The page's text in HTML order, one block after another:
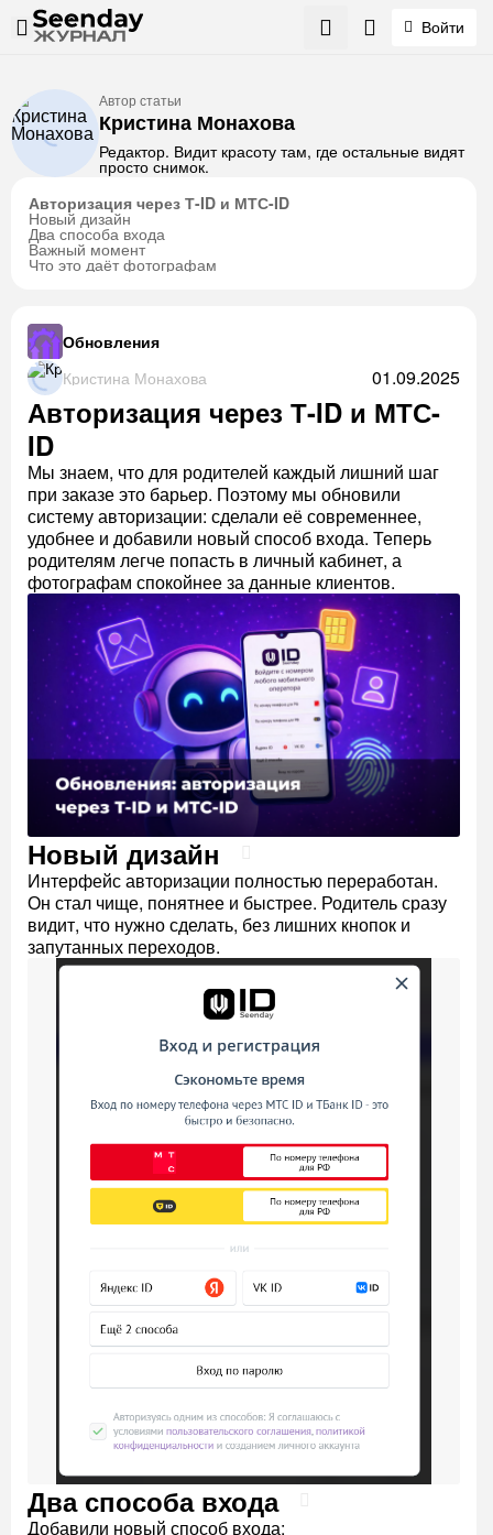
Войти
Обновления
Кристина Монахова
01.09.2025
Авторизация через Т-ID и МТС-
ID
Мы знаем, что для родителей каждый лишний шаг
при заказе это барьер. Поэтому мы обновили
систему авторизации: сделали её современнее,
удобнее и добавили новый способ входа. Теперь
родителям легче попасть в личный кабинет, а
фотографам спокойнее за данные клиентов.
Новый дизайн
Интерфейс авторизации полностью переработан.
Он стал чище, понятнее и быстрее. Родитель сразу
видит, что нужно сделать, без лишних кнопок и
запутанных переходов.
Два способа входа
Добавили новый способ входа:
Автор статьи
Кристина Монахова
Редактор. Видит красоту там, где остальные видят
просто снимок.
Авторизация через Т-ID и МТС-ID
Новый дизайн
Два способа входа
Важный момент
Что это даёт фотографам